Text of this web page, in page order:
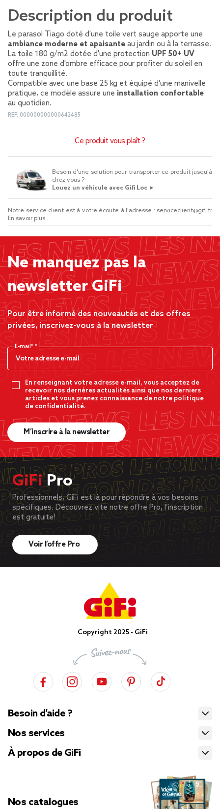
Description du produit
Le parasol Tiago doté d'une toile vert sauge apporte une
ambiance moderne et apaisante au jardin ou à la terrasse.
La toile 180 g/m2 dotée d'une protection UPF 50+ UV
offre une zone d'ombre efficace pour profiter du soleil en
toute tranquillité.
Compatible avec une base 25 kg et équipé d'une manivelle
pratique, ce modèle assure une installation confortable
au quotidien.
REF. 000000000000642485
Ce produit vous plaît ?
Besoin d'une solution pour transporter ce produit jusqu'à
chez vous ?
Louez un véhicule avec Gifi Loc ►
Notre service client est à votre écoute à l'adresse : serviceclient@gifi.fr
En savoir plus...
Ne manquez pas la
newsletter GiFi
Pour être informé des nouveautés et des offres
privées, inscrivez-vous à la newsletter
E-mail*
En renseignant votre adresse e-mail, vous acceptez de
recevoir nos dernères actualités ainsi que nos derniers
articles et vous prenez connaissance de notre politique
de confidentialité.
M’inscrire à la newsletter
GiFiPro
Professionnels, GiFi est là pour répondre à vos besoins
spécifiques. Découvrez vite notre offre Pro, l’inscription
est gratuite!
Voir l’offre Pro
Copyright 2025 - GiFi
Besoin d’aide ?
Nos services
À propos de GiFi
Nos catalogues